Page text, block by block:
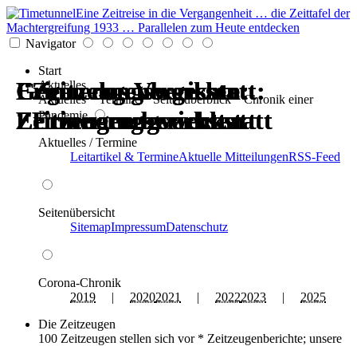
Eine Zeitreise in die Vergangenheit … die Zeittafel der
Machtergreifung 1933 … Parallelen zum Heute entdecken
Navigator
Start
Aktuelles
Aktuelles * Termine * Seitenüberblick * Chronik einer
Pandemie
Aktuelles / Termine
Leitartikel & TermineAktuelle MitteilungenRSS-Feed
Seitenübersicht
SitemapImpressumDatenschutz
Corona-Chronik
2019 | 20202021 | 20222023 | 2025
Die Zeitzeugen
100 Zeitzeugen stellen sich vor * Zeitzeugenberichte; unsere
Erinnerungswerkstatt:
Zeitzeugen berichten
Zeitzeugenberichte:
Erinnerungswerkstatt
Gegen das Vergessen:
Erinnerungswerkstatt
Erinnerungswerkstatt:
Zeitzeugen berichten
Zeitzeugenberichte:
Erinnerungswerkstatt
Gegen das Vergessen:
Erinnerungswerkstatt